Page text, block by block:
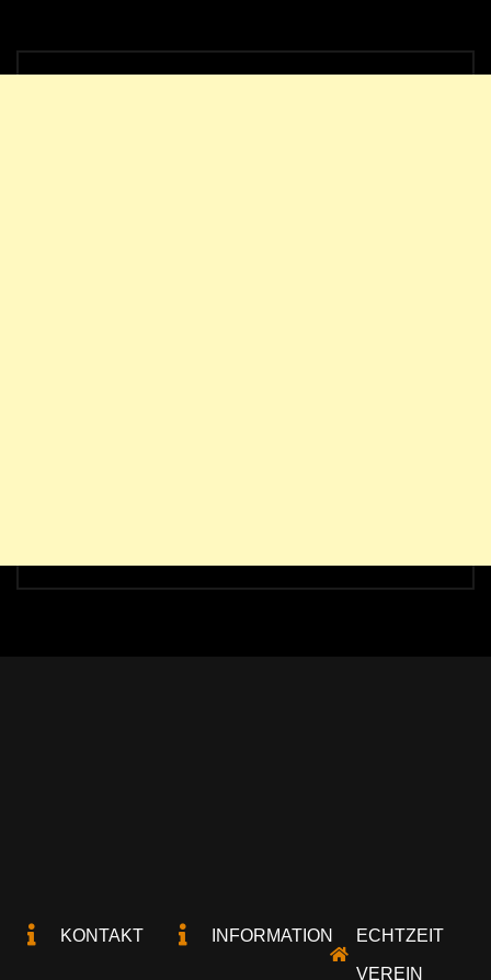
KONTAKT INFORMATION ECHTZEIT
VEREIN